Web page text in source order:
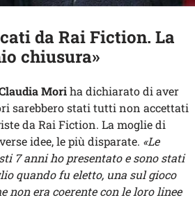
da Rai Fiction. La
chiusura»
Moriha dichiarato di aver
sarebbero stati tutti non accettati
da Rai Fiction. La moglie di
idee, le più disparate. «Le
7 anni ho presentato e sono stati
quando fu eletto, una sul gioco
non era coerente con le loro linee